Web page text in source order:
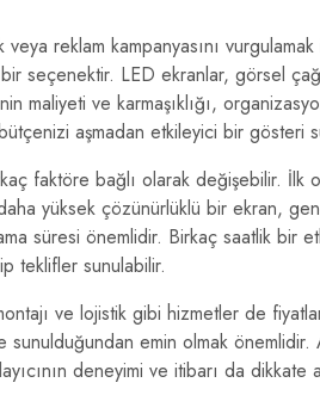
reklam kampanyasını
seçenektir. LED ekranlar, görsel
maliyeti ve karmaşıklığı,
aşmadan etkileyici bir gösteri
faktöre bağlı olarak değişebilir. İlk
yüksek çözünürlüklü bir ekran,
süresi önemlidir. Birkaç saatlik bir
teklifler sunulabilir.
ve lojistik gibi hizmetler de
emin olmak önemlidir.
deneyimi ve itibarı da dikkate